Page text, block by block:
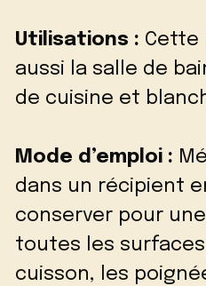
Utilisations : Cette
aussi la salle de
de cuisine et
Mode d’emploi :
dans un récipient
conserver pour
toutes les
cuisson, les